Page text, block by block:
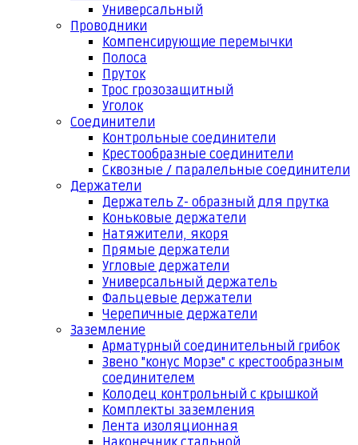
Универсальный
Проводники
Компенсирующие перемычки
Полоса
Пруток
Трос грозозащитный
Уголок
Соединители
Контрольные соединители
Крестообразные соединители
Сквозные / паралельные соединители
Держатели
Держатель Z- образный для прутка
Коньковые держатели
Натяжители, якоря
Прямые держатели
Угловые держатели
Универсальный держатель
Фальцевые держатели
Черепичные держатели
Заземление
Арматурный соединительный грибок
Звено "конус Морзе" с крестообразным
соединителем
Колодец контрольный с крышкой
Комплекты заземления
Лента изоляционная